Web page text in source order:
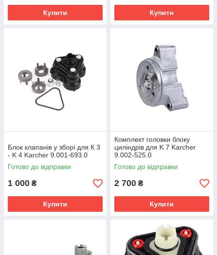
Купити Купити
Блок клапанів у зборі для К 3
- K 4 Karcher 9.001-693.0
Готово до відправки
1 000 ₴
Купити
Комплект головки блоку
циліндрів для K 7 Karcher
9.002-525.0
Готово до відправки
2 700 ₴
Купити